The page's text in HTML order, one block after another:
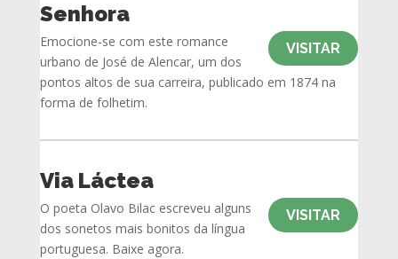
Senhora
VISITAR
Emocione-se com este romance
urbano de José de Alencar, um dos
pontos altos de sua carreira, publicado em 1874 na
forma de folhetim.
Via Láctea
VISITAR
O poeta Olavo Bilac escreveu alguns
dos sonetos mais bonitos da língua
portuguesa. Baixe agora.